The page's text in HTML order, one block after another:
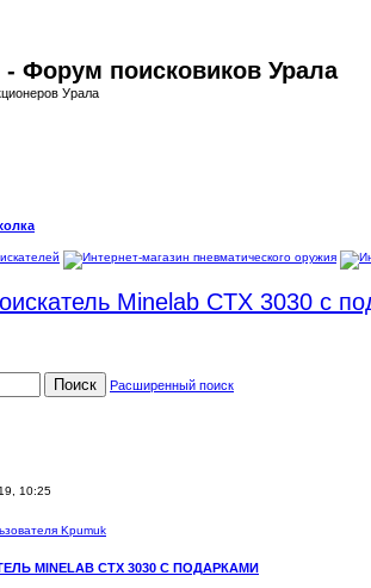
- Форум поисковиков Урала
Урала
Minelab CTX 3030 с
Поиск
Расширенный поиск
10:25
Kpumuk
MINELAB CTX 3030 С ПОДАРКАМИ